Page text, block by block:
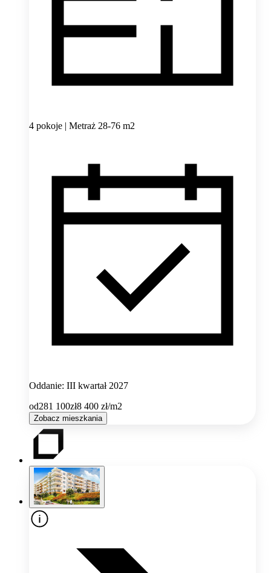
4 pokoje | Metraż 28-76 m2
Oddanie: III kwartał 2027
od281 100zł8 400 zł/m2
Zobacz mieszkania